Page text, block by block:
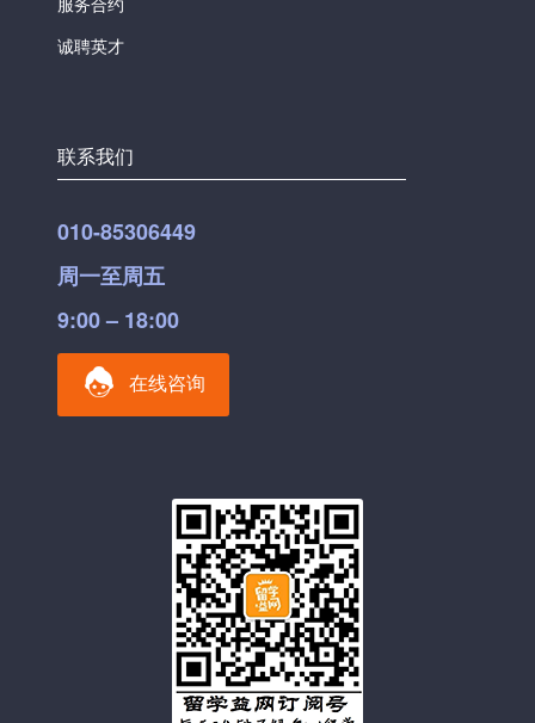
诚聘英才
联系我们
010-85306449
周一至周五
9:00 – 18:00
在线咨询